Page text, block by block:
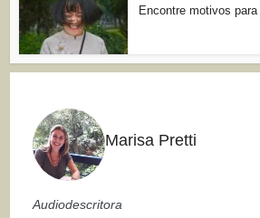
Encontre motivos
Marisa Pretti
Audiodescritora